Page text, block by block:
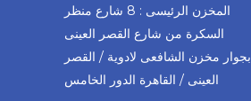
المخزن الرئيسى : 8 شارع منظر
السكرة من شارع القصر العينى
بجوار مخزن الشافعى لادوية / القصر
العينى / القاهرة الدور الخامس